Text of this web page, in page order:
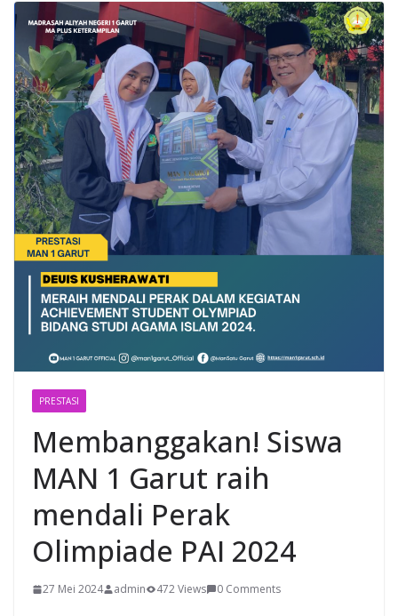
PRESTASI
Membanggakan! Siswa
MAN 1 Garut raih
mendali Perak
Olimpiade PAI 2024
27 Mei 2024 admin 472 Views 0 Comments